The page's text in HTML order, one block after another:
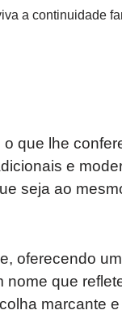
a continuidade
que lhe
e
seja ao
oferecendo
que
marcante